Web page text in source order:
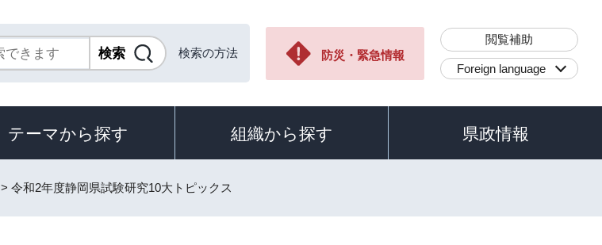
検索の方法 防災・緊急情報
閲覧補助
Foreign language
テーマから探す 組織から探す 県政情報
> 令和2年度静岡県試験研究10大トピックス